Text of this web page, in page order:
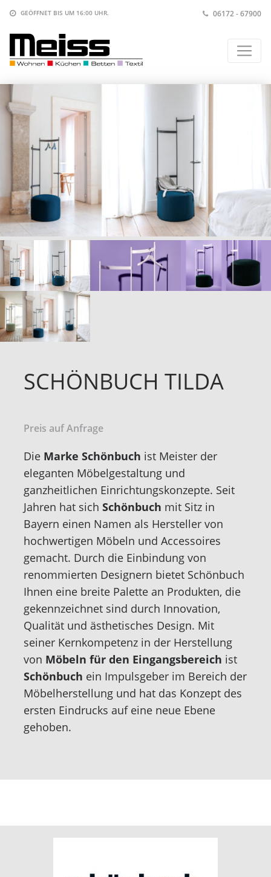
GEÖFFNET BIS UM 16:00 UHR. 06172 - 67900
SCHÖNBUCH TILDA
Preis auf Anfrage
Die Marke Schönbuch ist Meister der
eleganten Möbelgestaltung und
ganzheitlichen Einrichtungskonzepte. Seit
Jahren hat sich Schönbuch mit Sitz in
Bayern einen Namen als Hersteller von
hochwertigen Möbeln und Accessoires
gemacht. Durch die Einbindung von
renommierten Designern bietet Schönbuch
Ihnen eine breite Palette an Produkten, die
gekennzeichnet sind durch Innovation,
Qualität und ästhetisches Design. Mit
seiner Kernkompetenz in der Herstellung
von Möbeln für den Eingangsbereich ist
Schönbuch ein Impulsgeber im Bereich der
Möbelherstellung und hat das Konzept des
ersten Eindrucks auf eine neue Ebene
gehoben.